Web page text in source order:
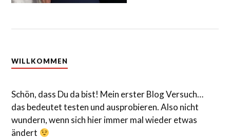
WILLKOMMEN
Schön, dass Du da bist! Mein erster Blog Versuch…
das bedeutet testen und ausprobieren. Also nicht
wundern, wenn sich hier immer mal wieder etwas
ändert